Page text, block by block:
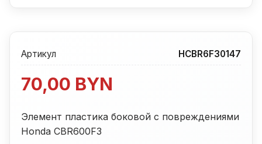
Артикул HCBR6F30147
70,00 BYN
Элемент пластика боковой с повреждениями
Honda CBR600F3